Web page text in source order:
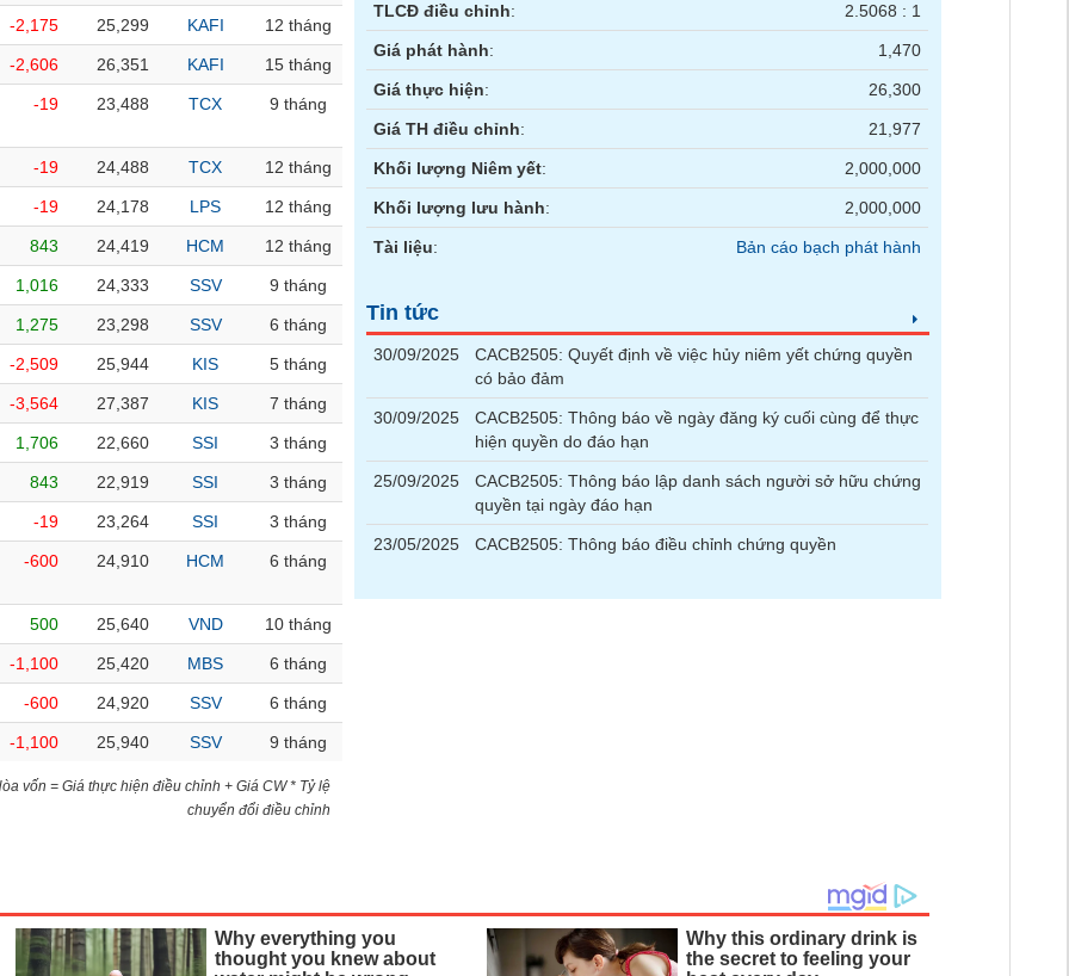
-2,175 25,299 KAFI 12 tháng
-2,606 26,351 KAFI 15 tháng
-19 23,488 TCX 9 tháng
-19 24,488 TCX 12 tháng
-19 24,178 LPS 12 tháng
843 24,419 HCM 12 tháng
1,016 24,333 SSV 9 tháng
1,275 23,298 SSV 6 tháng
-2,509 25,944 KIS 5 tháng
-3,564 27,387 KIS 7 tháng
1,706 22,660 SSI 3 tháng
843 22,919 SSI 3 tháng
-19 23,264 SSI 3 tháng
-600 24,910 HCM 6 tháng
500 25,640 VND 10 tháng
-1,100 25,420 MBS 6 tháng
-600 24,920 SSV 6 tháng
-1,100 25,940 SSV 9 tháng
vốn = Giá thực hiện điều chỉnh + Giá CW * Tỷ lệ
chuyển đổi điều chỉnh
TLCĐ điều chỉnh: 2.5068 : 1
Giá phát hành: 1,470
Giá thực hiện: 26,300
Giá TH điều chỉnh: 21,977
Khối lượng Niêm yết: 2,000,000
Khối lượng lưu hành: 2,000,000
Tài liệu: Bản cáo bạch phát hành
Tin tức
30/09/2025
CACB2505: Quyết định về việc hủy niêm yết chứng quyền
có bảo đảm
30/09/2025
CACB2505: Thông báo về ngày đăng ký cuối cùng để thực
hiện quyền do đáo hạn
25/09/2025
CACB2505: Thông báo lập danh sách người sở hữu chứng
quyền tại ngày đáo hạn
23/05/2025 CACB2505: Thông báo điều chỉnh chứng quyền